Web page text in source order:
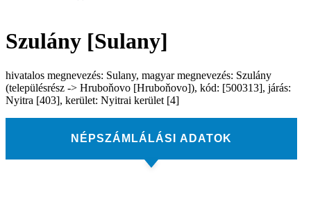
Szulány [Sulany]
hivatalos megnevezés: Sulany, magyar megnevezés: Szulány
(településrész -> Hruboňovo [Hruboňovo]), kód: [500313], járás:
Nyitra [403], kerület: Nyitrai kerület [4]
NÉPSZÁMLÁLÁSI ADATOK